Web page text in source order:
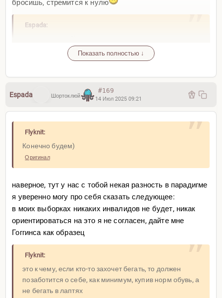
бросишь, стремится к нулю
Espada:
Вообще нет)
Просто описываю свой опыт и выводы, которые я из
него извлек)
Да, раз затронул тему кроссовок для бега, то не стоит
покупать их прям за оверпрайс. Лично я последний год
бегаю вот в таких:
Показать полностью ↓
Espada Шортоклюй
#169
14 Июл 2025 09:21
Flyknit:
Конечно будем)
Оригинал
наверное, тут у нас с тобой некая разность в парадигме
я уверенно могу про себя сказать следующее:
в моих выборках никаких инвалидов не будет, никак
ориентироваться на это я не согласен, дайте мне
Гоггинса как образец
Flyknit:
это к чему, если кто-то захочет бегать, то должен
позаботится о себе, как минимум, купив норм обувь, а
не бегать в лаптях